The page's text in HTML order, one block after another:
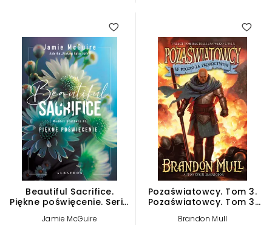
Beautiful Sacrifice.
Piękne poświęcenie. Seria
Jamie McGuire
Pozaświatowcy. Tom 3.
Pozaświatowcy. Tom 3:
Brandon Mull